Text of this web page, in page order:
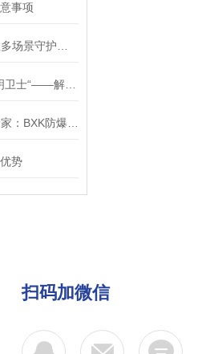
事项
势
扫码加微信